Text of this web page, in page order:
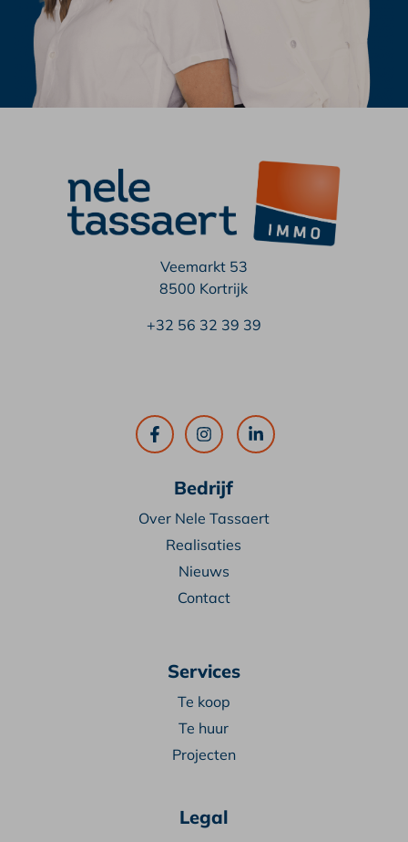
Veemarkt 53
8500 Kortrijk
+32 56 32 39 39
Bedrijf
Over Nele Tassaert
Realisaties
Nieuws
Contact
Services
Te koop
Te huur
Projecten
Legal